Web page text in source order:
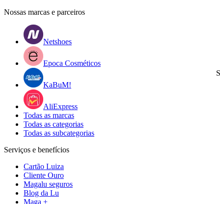
Nossas marcas e parceiros
Netshoes
Epoca Cosméticos
KaBuM!
AliExpress
Todas as marcas
Todas as categorias
Todas as subcategorias
Serviços e benefícios
Cartão Luiza
Cliente Ouro
Magalu seguros
Blog da Lu
Maga +